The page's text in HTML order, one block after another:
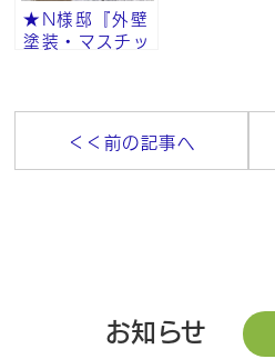
★N様邸『外壁
塗装・マスチッ
＜＜前の記事へ
お知らせ